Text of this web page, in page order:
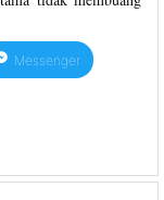
Messenger